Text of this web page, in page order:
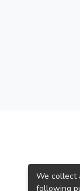
We collect
following